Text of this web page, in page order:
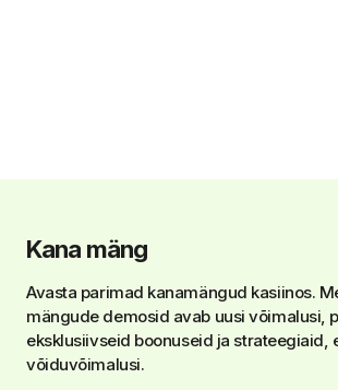
Kana mäng
Avasta parimad kanamängud kasiinos.
mängude demosid avab uusi võimalusi,
eksklusiivseid boonuseid ja strateegiaid,
võiduvõimalusi.